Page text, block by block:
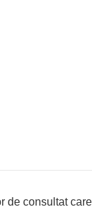
consultat